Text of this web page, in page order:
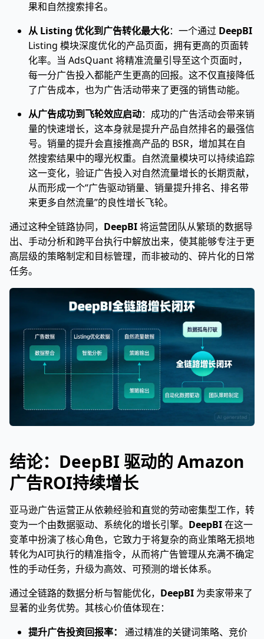
果和自然搜索排名。
从 Listing 优化到广告转化最大化：一个通过 DeepBI
Listing 模块深度优化的产品页面，拥有更高的页面转
化率。当 AdsQuant 将精准流量引导至这个页面时，
每一分广告投入都能产生更高的回报。这不仅直接降低
了广告成本，也为广告活动带来了更强的销售动能。
从广告成功到飞轮效应启动：成功的广告活动会带来销
量的快速增长，这本身就是提升产品自然排名的最强信
号。销量的提升会直接推高产品的 BSR，增加其在自
然搜索结果中的曝光权重。自然流量模块可以持续追踪
这一变化，验证广告投入对自然流量增长的长期贡献，
从而形成一个“广告驱动销量、销量提升排名、排名带
来更多自然流量”的良性增长飞轮。
通过这种全链路协同， DeepBI将运营团队从繁琐的数据导
出、手动分析和跨平台执行中解放出来，使其能够专注于更
高层级的策略制定和目标管理，而非被动的、碎片化的日常
任务。
结论：DeepBI 驱动的 Amazon
广告ROI持续增长
亚马逊广告运营正从依赖经验和直觉的劳动密集型工作，转
变为一个由数据驱动、系统化的增长引擎。 DeepBI在这一
变革中扮演了核心角色，它致力于将复杂的商业策略无损地
转化为AI可执行的精准指令，从而将广告管理从充满不确定
性的手动任务，升级为高效、可预测的增长体系。
通过全链路的数据分析与智能优化， DeepBI 为卖家带来了
显著的业务优势。其核心价值体现在：
提升广告投资回报率：
通过精准的关键词策略、竞价